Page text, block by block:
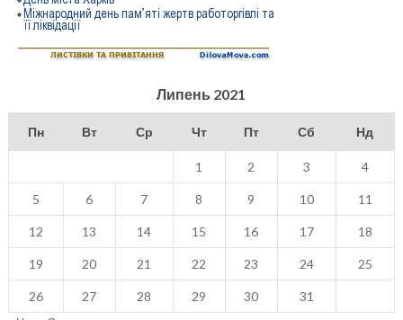
Липень 2021
Пн Вт Ср Чт Пт Сб Нд
1 2 3 4
5 6 7 8 9 10 11
12 13 14 15 16 17 18
19 20 21 22 23 24 25
26 27 28 29 30
31